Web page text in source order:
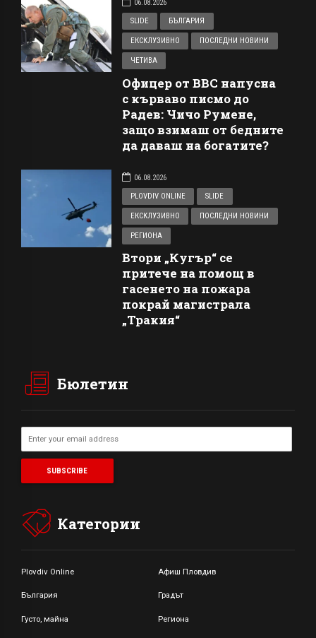
06.08.2026
SLIDE
БЪЛГАРИЯ
ЕКСКЛУЗИВНО ПОСЛЕДНИ НОВИНИ
ЧЕТИВА
Офицер от ВВС напусна
с кърваво писмо до
Радев: Чичо Румене,
защо взимаш от бедните
да даваш на богатите?
06.08.2026
PLOVDIV ONLINE
SLIDE
ЕКСКЛУЗИВНО ПОСЛЕДНИ НОВИНИ
РЕГИОНА
Втори „Кугър“ се
притече на помощ в
гасенето на пожара
покрай магистрала
„Тракия“
Бюлетин
Категории
Plovdiv Online Афиш Пловдив
България Градът
Густо, майна Региона